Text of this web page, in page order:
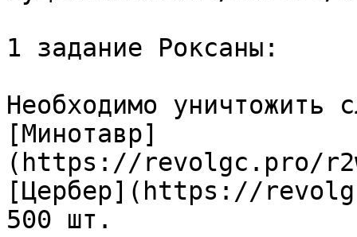
1 задание Роксаны:
Необходимо уничтожить
[Минотавр]
(https://revolgc.pro/
[Цербер](https://
500 шт.